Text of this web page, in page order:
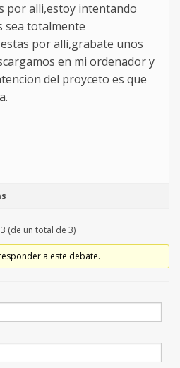
por alli,estoy intentando
sea totalmente
por alli,grabate unos
en mi ordenador y
del proyceto es que
(de un total de 3)
a este debate.